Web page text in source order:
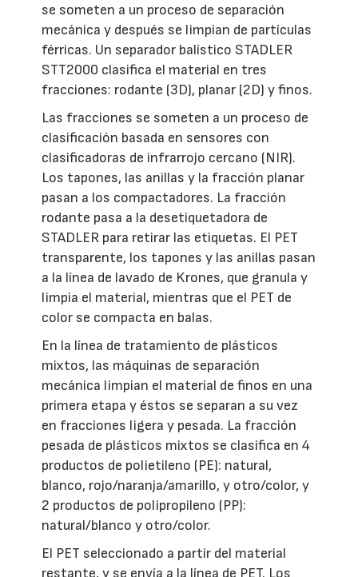
se someten a un proceso de separación
mecánica y después se limpian de partículas
férricas. Un separador balístico STADLER
STT2000 clasifica el material en tres
fracciones: rodante (3D), planar (2D) y finos.
Las fracciones se someten a un proceso de
clasificación basada en sensores con
clasificadoras de infrarrojo cercano (NIR).
Los tapones, las anillas y la fracción planar
pasan a los compactadores. La fracción
rodante pasa a la desetiquetadora de
STADLER para retirar las etiquetas. El PET
transparente, los tapones y las anillas pasan
a la línea de lavado de Krones, que granula y
limpia el material, mientras que el PET de
color se compacta en balas.
En la línea de tratamiento de plásticos
mixtos, las máquinas de separación
mecánica limpian el material de finos en una
primera etapa y éstos se separan a su vez
en fracciones ligera y pesada. La fracción
pesada de plásticos mixtos se clasifica en 4
productos de polietileno (PE): natural,
blanco, rojo/naranja/amarillo, y otro/color, y
2 productos de polipropileno (PP):
natural/blanco y otro/color.
El PET seleccionado a partir del material
restante, y se envía a la línea de PET. Los